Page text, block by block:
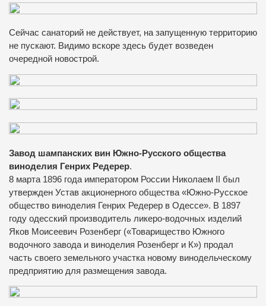
Сейчас санаторий не действует, на запущенную территорию
не пускают. Видимо вскоре здесь будет возведен
очередной новострой.
Завод шампанских вин Южно-Русского общества
виноделия Генрих Редерер.
8 марта 1896 года императором России Николаем II был
утвержден Устав акционерного общества «Южно-Русское
общество виноделия Генрих Редерер в Одессе». В 1897
году одесский производитель ликеро-водочных изделий
Яков Моисеевич Розенберг («Товарищество Южного
водочного завода и виноделия Розенберг и К») продал
часть своего земельного участка новому винодельческому
предприятию для размещения завода.